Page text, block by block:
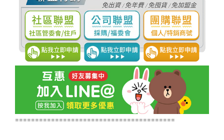
========================================